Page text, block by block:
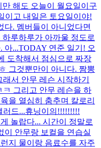
해도 오늘이 월요일이구
이고 내일은 토요일이야!
다. 멤버들이 아니었다면
루하루가 아까울 정도로
아...TODAY 연준 일기! 오
도착해서 점심으로 짜장
그것뿐만이 아니다. 짬뽕
서 안무 레슨 시작하기
그리고 안무 레슨을 하
을 열심히 춤추며 칼로리
러드...휴닝이의!!!!!!!!!
놀랍다... 시간이 정말로
이 안무랑 보컬을 연습실
지 물이랑 음료수를 자주